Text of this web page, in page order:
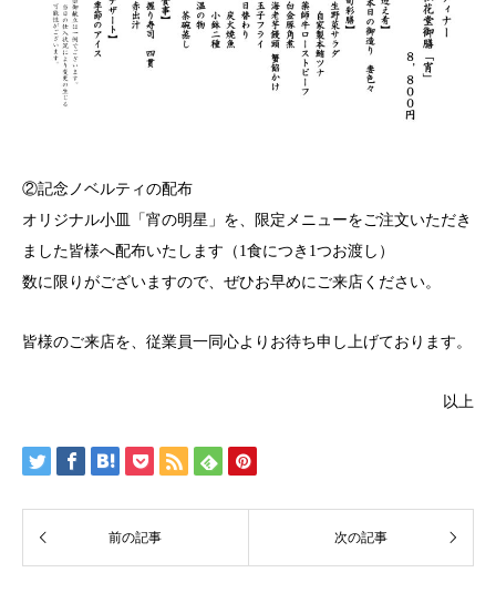
②記念ノベルティの配布
オリジナル小皿「宵の明星」を、限定メニューをご注文いただき
ました皆様へ配布いたします（1食につき1つお渡し）
数に限りがございますので、ぜひお早めにご来店ください。
皆様のご来店を、従業員一同心よりお待ち申し上げております。
以上